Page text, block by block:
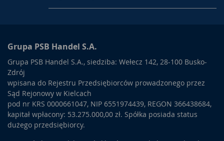
Grupa PSB Handel S.A.
Grupa PSB Handel S.A., siedziba: Wełecz 142, 28-100 Busko-
Zdrój
wpisana do Rejestru Przedsiębiorców prowadzonego przez
Sąd Rejonowy w Kielcach
pod nr KRS 0000661047, NIP 6551974439, REGON 366438684,
kapitał wpłacony: 53.275.000,00 zł. Spółka posiada status
dużego przedsiębiorcy.